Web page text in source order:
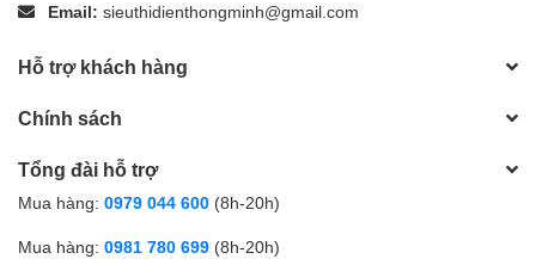
Email: sieuthidienthongminh@gmail.com
Hỗ trợ khách hàng
Chính sách
Tổng đài hỗ trợ
Mua hàng: 0979 044 600 (8h-20h)
Mua hàng: 0981 780 699 (8h-20h)